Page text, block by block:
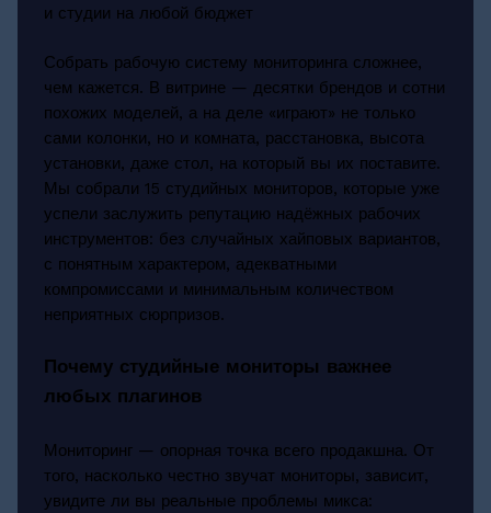
и студии на любой бюджет
Собрать рабочую систему мониторинга сложнее,
чем кажется. В витрине — десятки брендов и сотни
похожих моделей, а на деле «играют» не только
сами колонки, но и комната, расстановка, высота
установки, даже стол, на который вы их поставите.
Мы собрали 15 студийных мониторов, которые уже
успели заслужить репутацию надёжных рабочих
инструментов: без случайных хайповых вариантов,
с понятным характером, адекватными
компромиссами и минимальным количеством
неприятных сюрпризов.
Почему студийные мониторы важнее
любых плагинов
Мониторинг — опорная точка всего продакшна. От
того, насколько честно звучат мониторы, зависит,
увидите ли вы реальные проблемы микса: